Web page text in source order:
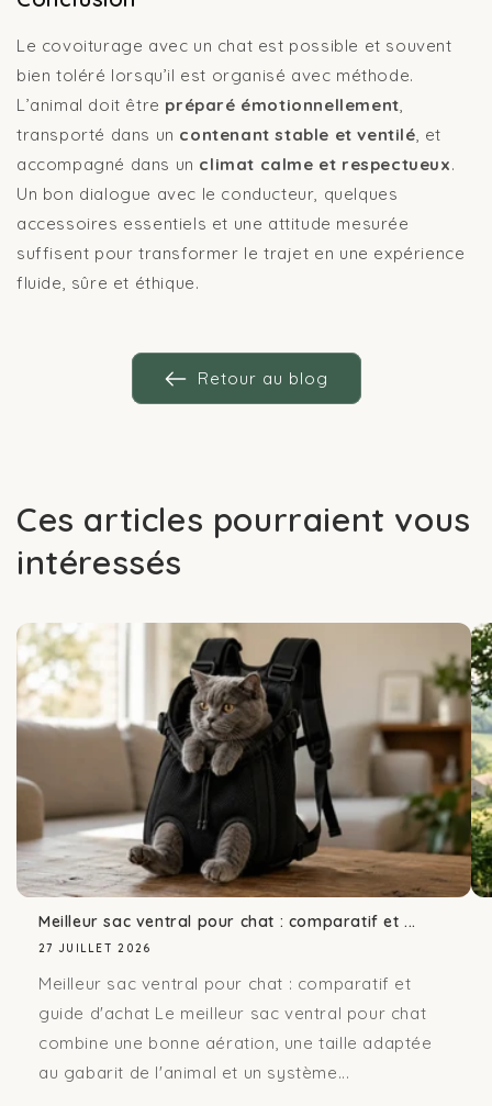
Le covoiturage avec un chat est possible et souvent
bien toléré lorsqu’il est organisé avec méthode.
L’animal doit être préparé émotionnellement,
transporté dans un contenant stable et ventilé, et
accompagné dans un climat calme et respectueux.
Un bon dialogue avec le conducteur, quelques
accessoires essentiels et une attitude mesurée
suffisent pour transformer le trajet en une expérience
fluide, sûre et éthique.
Retour au blog
Ces articles pourraient vous
intéressés
Meilleur sac ventral pour chat : comparatif et ...
27 JUILLET 2026
Meilleur sac ventral pour chat : comparatif et
guide d'achat Le meilleur sac ventral pour chat
combine une bonne aération, une taille adaptée
au gabarit de l'animal et un système...